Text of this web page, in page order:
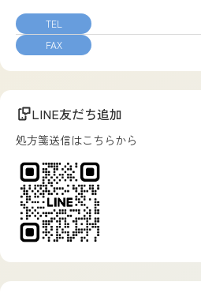
TEL
FAX
LINE友だち追加
処方箋送信はこちらから